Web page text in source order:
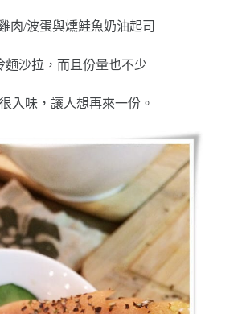
肉/波蛋與燻鮭魚奶油起司
麵沙拉，而且份量也不少
入味，讓人想再來一份。